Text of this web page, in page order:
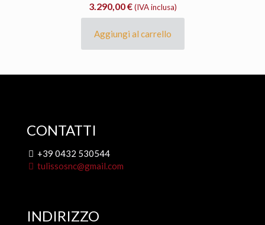
3.290,00€ (IVA inclusa)
Aggiungi al carrello
CONTATTI
+39 0432 530544
tulissosnc@gmail.com
INDIRIZZO